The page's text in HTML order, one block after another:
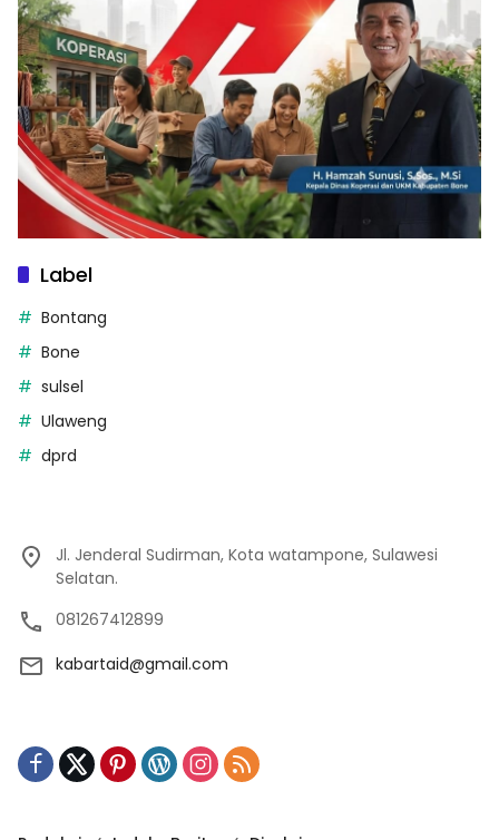
Label
Bontang
Bone
sulsel
Ulaweng
dprd
Jl. Jenderal Sudirman, Kota watampone, Sulawesi
Selatan.
081267412899
kabartaid@gmail.com